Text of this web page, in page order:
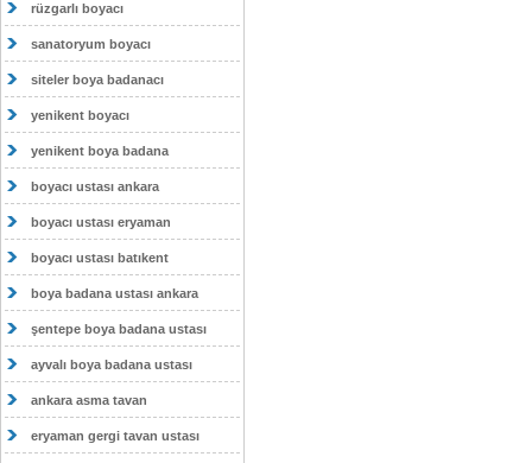
rüzgarlı boyacı
sanatoryum boyacı
siteler boya badanacı
yenikent boyacı
yenikent boya badana
boyacı ustası ankara
boyacı ustası eryaman
boyacı ustası batıkent
boya badana ustası ankara
şentepe boya badana ustası
ayvalı boya badana ustası
ankara asma tavan
eryaman gergi tavan ustası